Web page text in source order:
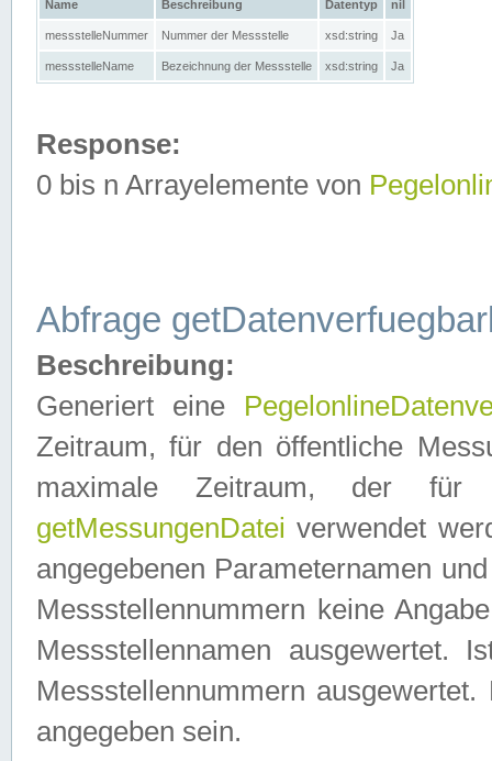
Name Beschreibung Datentyp nil
messstelleNummer Nummer der Messstelle xsd:string Ja
messstelleName Bezeichnung der Messstelle xsd:string Ja
Response:
0 bis n Arrayelemente von
Abfrage
Beschreibung:
Generiert eine
Zeitraum, für den öffentliche
maximale Zeitraum, der
getMessungenDatei verwendet
angegebenen Parameternamen
Messstellennummern keine
Messstellennamen ausgewertet.
Messstellennummern
angegeben sein.